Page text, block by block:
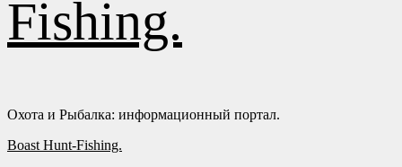
Fishing.
Охота и Рыбалка: информационный портал.
Основное
Boast Hunt-Fishing.